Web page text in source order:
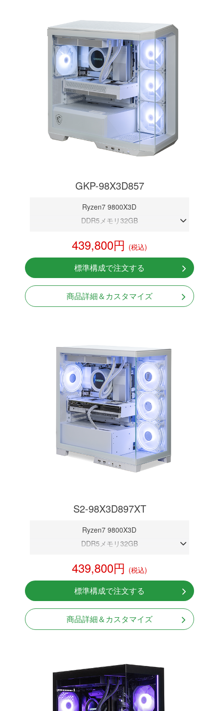
GKP-98X3D857
Ryzen7 9800X3D
DDR5メモリ32GB
NVMeSSD 1TB
無線LAN Bluetooth対応
Windows11 Home 64bit
439,800円 (税込)
標準構成で注文する
商品詳細＆カスタマイズ
S2-98X3D897XT
Ryzen7 9800X3D
DDR5メモリ32GB
NVMeSSD 1TB
無線LAN Bluetooth対応
Windows11 Home 64bit
439,800円 (税込)
標準構成で注文する
商品詳細＆カスタマイズ